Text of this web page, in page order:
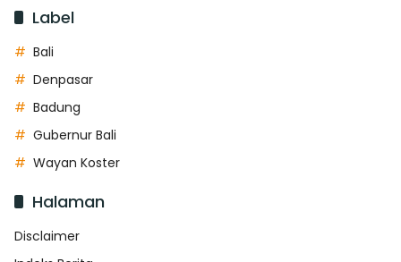
Label
Bali
Denpasar
Badung
Gubernur Bali
Wayan Koster
Halaman
Disclaimer